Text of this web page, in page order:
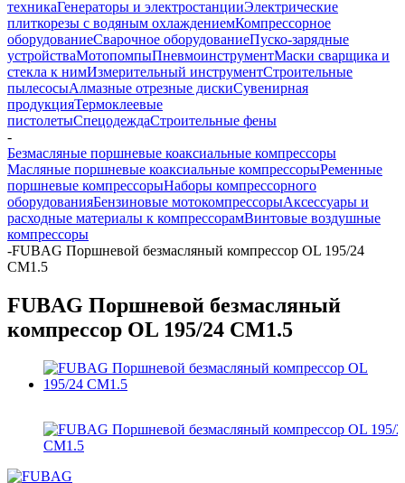
техникаГенераторы и электростанцииЭлектрические
плиткорезы с водяным охлаждениемКомпрессорное
оборудованиеСварочное оборудованиеПуско-зарядные
устройстваМотопомпыПневмоинструментМаски сварщика и
стекла к нимИзмерительный инструментСтроительные
пылесосыАлмазные отрезные дискиСувенирная
продукцияТермоклеевые
пистолетыСпецодеждаСтроительные фены
-
Безмасляные поршневые коаксиальные компрессоры
Масляные поршневые коаксиальные компрессорыРеменные
поршневые компрессорыНаборы компрессорного
оборудованияБензиновые мотокомпрессорыАксессуары и
расходные материалы к компрессорамВинтовые воздушные
компрессоры
-FUBAG Поршневой безмасляный компрессор OL 195/24
CM1.5
FUBAG Поршневой безмасляный
компрессор OL 195/24 CM1.5